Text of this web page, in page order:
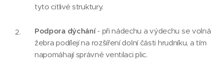
tyto citlivé struktury.
Podpora dýchání- při nádechu a výdechu se volná
žebra podílejí na rozšíření dolní části hrudníku, a tím
napomáhají správné ventilaci plic.